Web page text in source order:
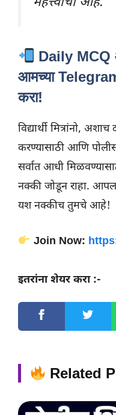
Daily MCQ
आमच्या
करा!
विद्यार्थी मित्रांनो, अशाच
करण्यासाठी आणि
सर्वात आधी
नक्की जोडून राहा.
यश नक्कीच तुमचे आहे!
Join Now:
इतरांना शेयर करा :-
Related